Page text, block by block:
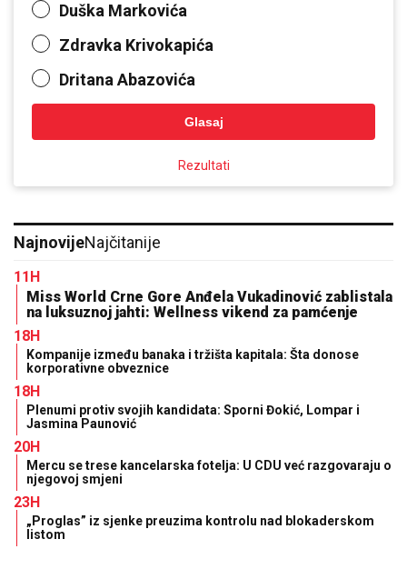
Duška Markovića
Zdravka Krivokapića
Dritana Abazovića
Glasaj
Rezultati
NajnovijeNajčitanije
11H
Miss World Crne Gore Anđela Vukadinović zablistala
na luksuznoj jahti: Wellness vikend za pamćenje
18H
Kompanije između banaka i tržišta kapitala: Šta donose
korporativne obveznice
18H
Plenumi protiv svojih kandidata: Sporni Đokić, Lompar i
Jasmina Paunović
20H
Mercu se trese kancelarska fotelja: U CDU već razgovaraju o
njegovoj smjeni
23H
„Proglas” iz sjenke preuzima kontrolu nad blokaderskom
listom